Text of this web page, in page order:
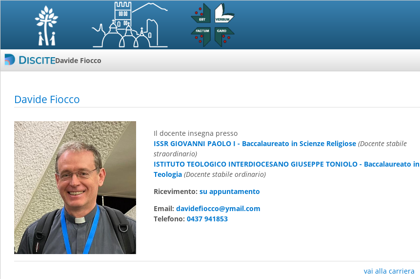
Davide Fiocco
Davide Fiocco
Il docente insegna presso
ISSR GIOVANNI PAOLO I - Baccalaureato in Scienze Religiose (Docente stabile
straordinario)
ISTITUTO TEOLOGICO INTERDIOCESANO GIUSEPPE TONIOLO - Baccalaureato in
Teologia (Docente stabile ordinario)
Ricevimento: su appuntamento
Email: davidefiocco@ymail.com
Telefono: 0437 941853
vai alla carriera